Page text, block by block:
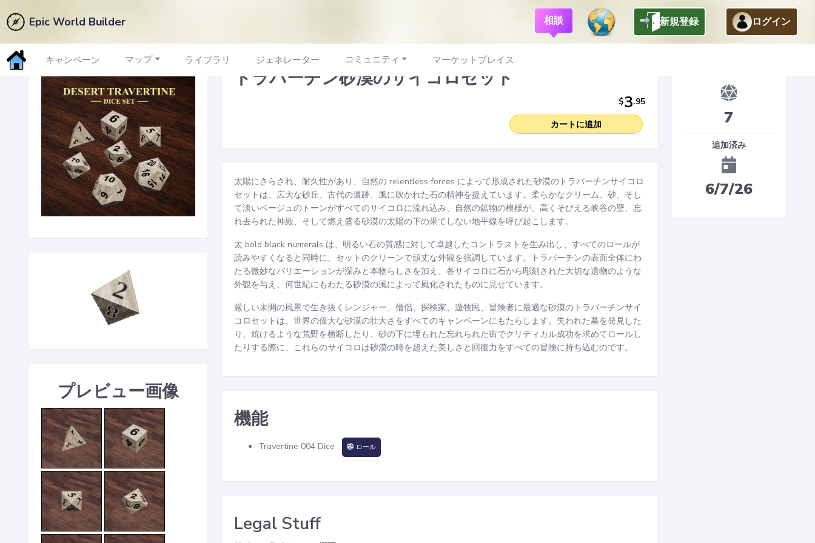
Epic World Builder 相談 新規登録 ログイン
キャンペーン マップ ライブラリ ジェネレーター コミュニティ マーケットプレイス
プレビュー画像
トラバーチン砂漠のサイコロセット
$3.95
カートに追加
太陽にさらされ、耐久性があり、自然の relentless forces によって形成された砂漠のトラバーチンサイコロ
セットは、広大な砂丘、古代の遺跡、風に吹かれた石の精神を捉えています。柔らかなクリーム、砂、そし
て淡いベージュのトーンがすべてのサイコロに流れ込み、自然の鉱物の模様が、高くそびえる峡谷の壁、忘
れ去られた神殿、そして燃え盛る砂漠の太陽の下の果てしない地平線を呼び起こします。
太 bold black numerals は、明るい石の質感に対して卓越したコントラストを生み出し、すべてのロールが
読みやすくなると同時に、セットのクリーンで頑丈な外観を強調しています。トラバーチンの表面全体にわ
たる微妙なバリエーションが深みと本物らしさを加え、各サイコロに石から彫刻された大切な遺物のような
外観を与え、何世紀にもわたる砂漠の風によって風化されたものに見せています。
厳しい未開の風景で生き抜くレンジャー、僧侶、探検家、遊牧民、冒険者に最適な砂漠のトラバーチンサイ
コロセットは、世界の偉大な砂漠の壮大さをすべてのキャンペーンにもたらします。失われた墓を発見した
り、焼けるような荒野を横断したり、砂の下に埋もれた忘れられた街でクリティカル成功を求めてロールし
たりする際に、これらのサイコロは砂漠の時を超えた美しさと回復力をすべての冒険に持ち込むのです。
機能
Travertine 004 Dice ロール
Legal Stuff
7
追加済み
6/7/26